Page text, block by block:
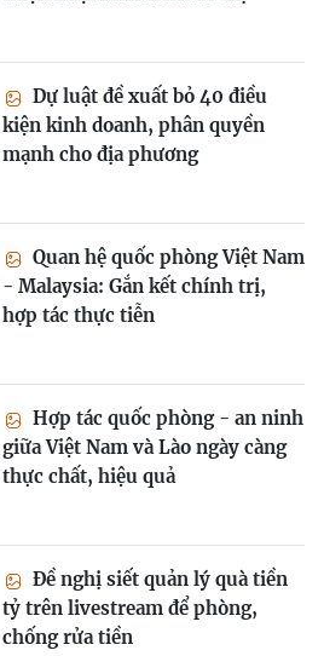
Dự luật đề xuất bỏ 40 điều
kiện kinh doanh, phân quyền
mạnh cho địa phương
Quan hệ quốc phòng Việt Nam
- Malaysia: Gắn kết chính trị,
hợp tác thực tiễn
Hợp tác quốc phòng - an ninh
giữa Việt Nam và Lào ngày càng
thực chất, hiệu quả
Đề nghị siết quản lý quà tiền
tỷ trên livestream để phòng,
chống rửa tiền